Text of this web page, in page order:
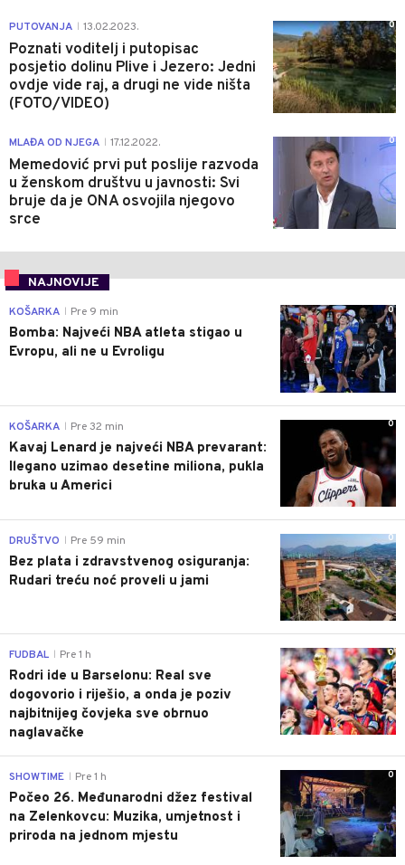
PUTOVANJA 13.02.2023.
Poznati voditelj i putopisac
posjetio dolinu Plive i Jezero: Jedni
ovdje vide raj, a drugi ne vide ništa
(FOTO/VIDEO)
0
MLAĐA OD NJEGA 17.12.2022.
Memedović prvi put poslije razvoda
u ženskom društvu u javnosti: Svi
bruje da je ONA osvojila njegovo
srce
0
NAJNOVIJE
0
KOŠARKA Pre 9 min
Bomba: Najveći NBA atleta stigao u
Evropu, ali ne u Evroligu
0
KOŠARKA Pre 32 min
Kavaj Lenard je najveći NBA prevarant:
Ilegano uzimao desetine miliona, pukla
bruka u Americi
0
DRUŠTVO Pre 59 min
Bez plata i zdravstvenog osiguranja:
Rudari treću noć proveli u jami
0
FUDBAL Pre 1 h
Rodri ide u Barselonu: Real sve
dogovorio i riješio, a onda je poziv
najbitnijeg čovjeka sve obrnuo
naglavačke
0
SHOWTIME Pre 1 h
Počeo 26. Međunarodni džez festival
na Zelenkovcu: Muzika, umjetnost i
priroda na jednom mjestu